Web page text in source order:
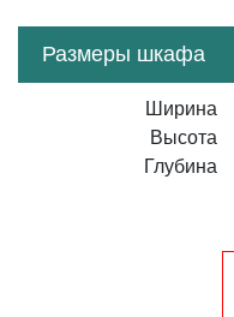
Размеры шкафа
Ширина
Высота
Глубина